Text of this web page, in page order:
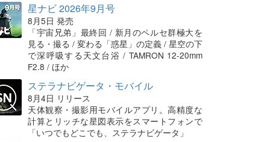
星ナビ 2026年9月号
8月5日 発売
「宇宙兄弟」最終回 / 新月のペルセ群極大を
見る・撮る / 変わる「惑星」の定義 / 星空の下
で深呼吸する天文台浴 / TAMRON 12-20mm
F2.8 / ほか
ステラナビゲータ・モバイル
8月4日 リリース
天体観察・撮影用モバイルアプリ。高精度な
計算とリッチな星図表示をスマートフォンで
「いつでもどこでも、ステラナビゲータ」